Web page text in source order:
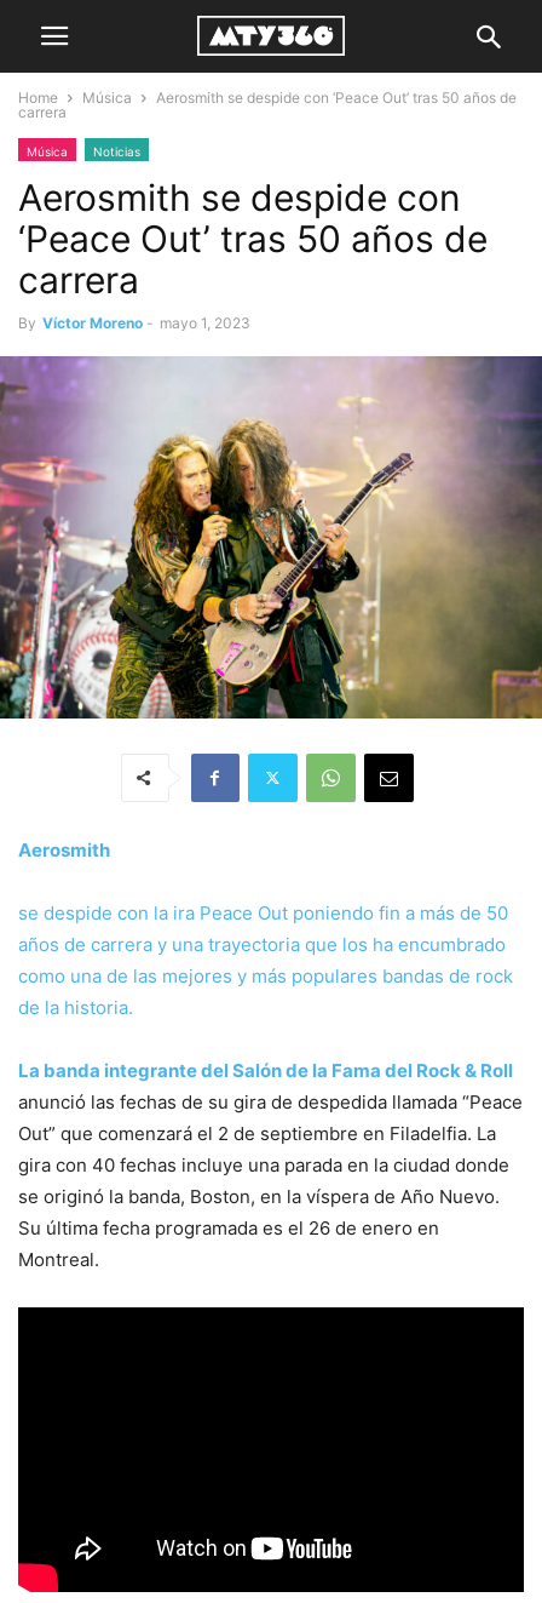
Home Música
Aerosmith se despide con ‘Peace Out’ tras 50 años de
carrera
Música Noticias
Aerosmith se despide con
‘Peace Out’ tras 50 años de
carrera
By Víctor Moreno - mayo 1, 2023
Aerosmith
se despide con la ira Peace Out poniendo fin a más de 50
años de carrera y una trayectoria que los ha encumbrado
como una de las mejores y más populares bandas de rock
de la historia.
La banda integrante del Salón de la Fama del Rock & Roll
anunció las fechas de su gira de despedida llamada “Peace
Out” que comenzará el 2 de septiembre en Filadelfia. La
gira con 40 fechas incluye una parada en la ciudad donde
se originó la banda, Boston, en la víspera de Año Nuevo.
Su última fecha programada es el 26 de enero en
Montreal.